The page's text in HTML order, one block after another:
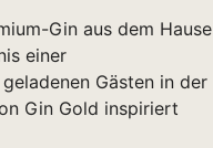
Gin aus dem Hause
einer
Gästen in der
Gin Gold inspiriert